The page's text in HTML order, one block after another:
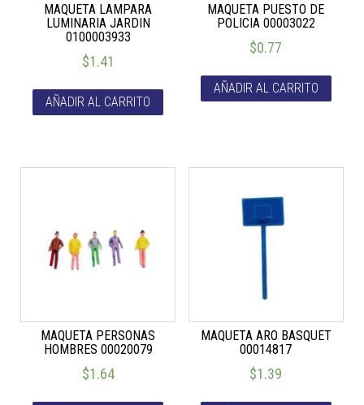
MAQUETA LAMPARA
LUMINARIA JARDIN
0100003933
$1.41
AÑADIR AL CARRITO
MAQUETA PUESTO DE
POLICIA 00003022
$0.77
AÑADIR AL CARRITO
MAQUETA PERSONAS
HOMBRES 00020079
$1.64
MAQUETA ARO BASQUET
00014817
$1.39